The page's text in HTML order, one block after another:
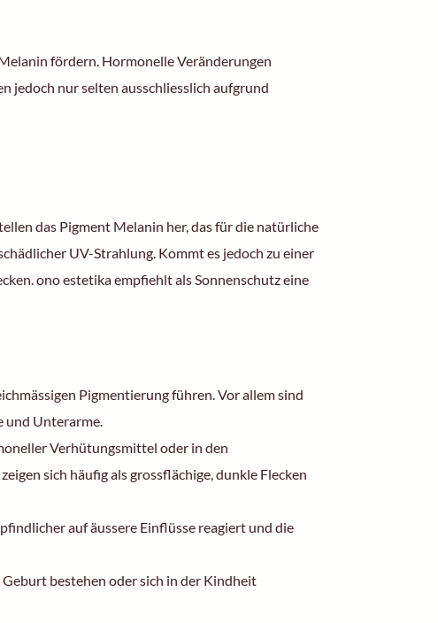
fördern. Hormonelle Veränderungen
jedoch nur selten ausschliesslich aufgrund
das Pigment Melanin her, das für die natürliche
UV-Strahlung. Kommt es jedoch zu einer
ono estetika empfiehlt als Sonnenschutz eine
Pigmentierung führen. Vor allem sind
und Unterarme.
Verhütungsmittel oder in den
sich häufig als grossflächige, dunkle Flecken
auf äussere Einflüsse reagiert und die
bestehen oder sich in der Kindheit